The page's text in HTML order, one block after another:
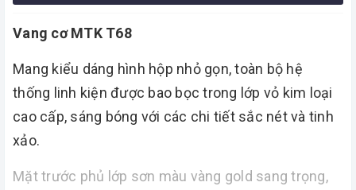
Vang cơ MTK T68
Mang kiểu dáng hình hộp nhỏ gọn, toàn bộ hệ
thống linh kiện được bao bọc trong lớp vỏ kim loại
cao cấp, sáng bóng với các chi tiết sắc nét và tinh
xảo.
Mặt trước phủ lớp sơn màu vàng gold sang trọng,